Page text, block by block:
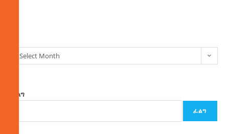
Select Month
ፈልግ
ፈልግ